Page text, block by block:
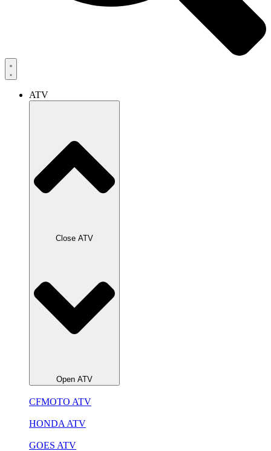
ATV
Close ATV
Open ATV
CFMOTO ATV
HONDA ATV
GOES ATV